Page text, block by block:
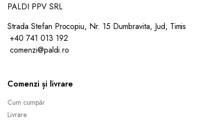
PALDI PPV SRL
Strada Stefan Procopiu, Nr. 15 Dumbravita, Jud, Timis
+40 741 013 192
comenzi@paldi.ro
Comenzi și livrare
Cum cumpăr
Livrare